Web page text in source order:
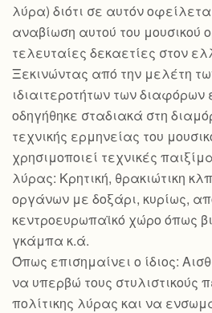
λύρα) διότι σε αυτόν
αναβίωση αυτού του μουσικού
τελευταίες δεκαετίες στον
Ξεκινώντας από την μελέτη
ιδιαιτεροτήτων των
οδηγήθηκε σταδιακά στη
τεχνικής ερμηνείας του
χρησιμοποιεί τεχνικές
λύρας: Kρητική, θρακιώτικη
οργάνων με δοξάρι, κυρίως,
κεντροευρωπαϊκό χώρο όπως
γκάμπα κ.ά.
Όπως επισημαίνει ο ίδιος:
να υπερβώ τους στυλιστικούς
πολίτικης λύρας και να